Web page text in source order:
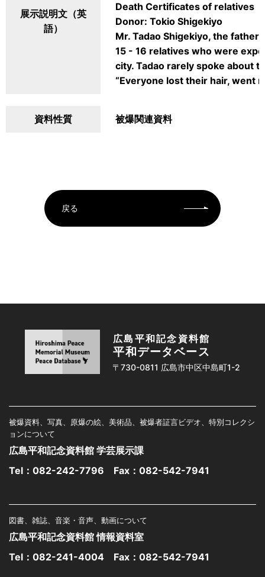
展示説明文（英
語）
Death Certificates of relatives
Donor: Tokio Shigekiyo
Mr. Tadao Shigekiyo, the
15 - 16 relatives who were
city. Tadao rarely spoke about
“Everyone lost their hair, went
資料性質 被爆関連資料
戻る
広島平和記念資料館
平和データベース
〒730-0811 広島市中区中島町1-2
被爆資料、写真、原爆の絵、美術品、被爆者証言ビデオ、特別コレクシ
ョンについて
広島平和記念資料館 学芸展示課
Tel： 082-242-7796 Fax：082-542-7941
図書、雑誌、音楽・音声、動画について
広島平和記念資料館 情報資料室
Tel： 082-241-4004 Fax：082-542-7941